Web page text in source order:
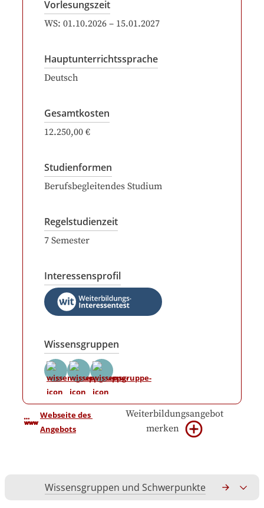
Vorlesungszeit
WS: 01.10.2026 – 15.01.2027
Hauptunterrichtssprache
Deutsch
Gesamtkosten
12.250,00 €
Studienformen
Berufsbegleitendes Studium
Regelstudienzeit
7 Semester
Interessensprofil
Wissensgruppen
Webseite des
Angebots
Weiterbildungsangebot
merken
Wissensgruppen und Schwerpunkte